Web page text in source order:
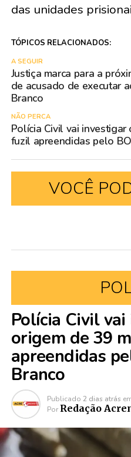
das unidades
TÓPICOS RELACIONADOS:
A SEGUIR
Justiça marca para a
de acusado de executar
Branco
NÃO PERCA
Polícia Civil vai
fuzil apreendidas pelo
VOCÊ
Polícia Civil
origem de 39
apreendidas
Branco
Publicado 2 dias atrás
Por Redação